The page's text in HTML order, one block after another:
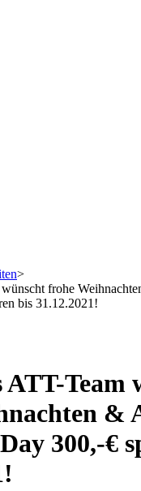
>
frohe
bis 31.12.2021!
ATT-Team
&
300,-€